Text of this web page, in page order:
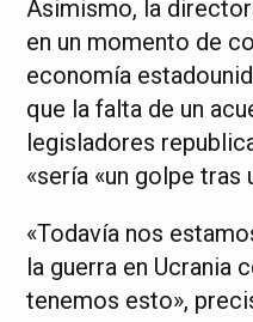
Asimismo, la
en un momento de
economía
que la falta de un
legisladores
«sería «un golpe tras
«Todavía nos
la guerra en Ucrania
tenemos esto»,